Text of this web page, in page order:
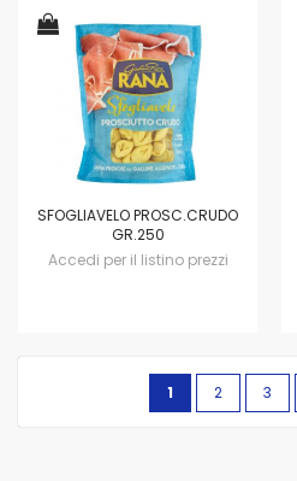
SFOGLIAVELO PROSC.CRUDO
GR.250
Accedi per il listino prezzi
Attualmente
1 Pagina
2 3